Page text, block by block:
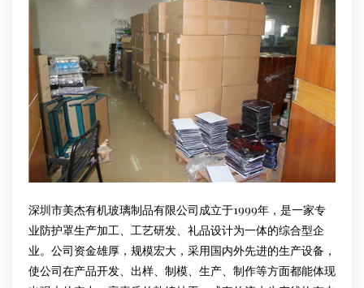
深圳市美杰有机玻璃制品有限公司成立于1999年，是一家专
业防护罩生产加工、工艺研发、礼品设计为一体的综合型企
业。公司资金雄厚，规模宏大，采用国内外先进的生产设备，
使公司在产品开发、出样、制模、生产、制作等方面都能体现